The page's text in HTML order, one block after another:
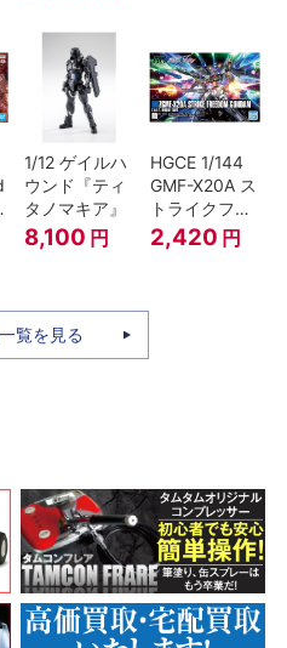
1/12 ゲイルハ
ウンド『ティ
タノマキア』
8,100 円
HGCE 1/144
GMF-X20A ス
トライクフリ
ーダムガンダ
ム
2,420 円
覧を見る